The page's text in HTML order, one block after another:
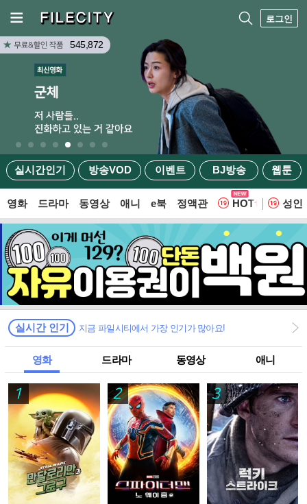
로그인
실시간인기 방송VOD 이벤트 BJ방송 웹툰
545,872
영화 드라마 동영상 애니 e북 정액관 HOT 웹
성인
실시간 인기 지금 파일시티에서 가장 인기가 많아요!
영화 드라마 동영상 애니
1 2 3